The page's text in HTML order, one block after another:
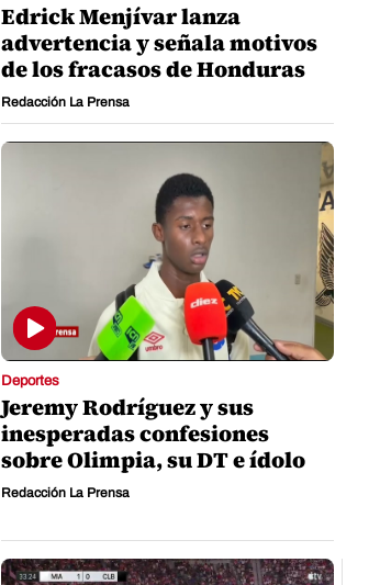
Edrick Menjívar lanza
advertencia y señala motivos
de los fracasos de Honduras
Redacción La Prensa
Deportes
Jeremy Rodríguez y sus
inesperadas confesiones
sobre Olimpia, su DT e ídolo
Redacción La Prensa